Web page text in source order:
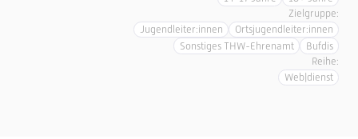
Zielgruppe:
Jugendleiter:innen
Ortsjugendleiter:innen
Sonstiges THW-Ehrenamt
Bufdis
Reihe:
Web|dienst